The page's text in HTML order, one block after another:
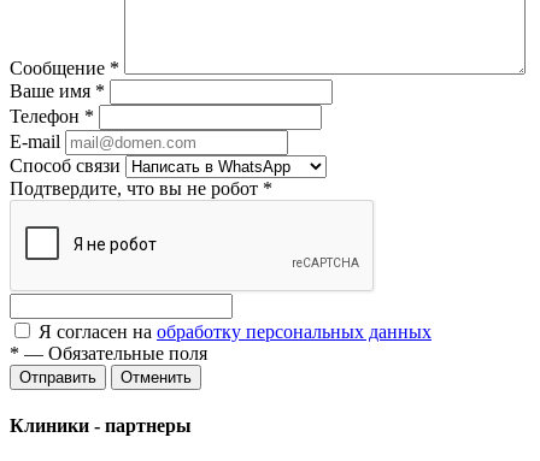
Сообщение *
Ваше имя *
Телефон *
E-mail
Способ связи
Подтвердите, что вы не робот *
Я согласен на обработку персональных данных
* — Обязательные поля
Отменить
Клиники - партнеры